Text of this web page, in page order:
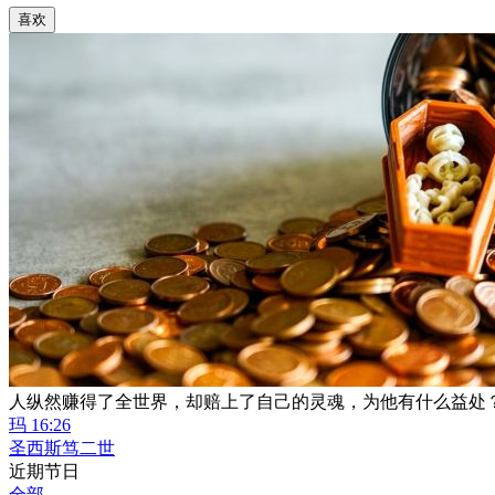
喜欢
人纵然赚得了全世界，却赔上了自己的灵魂，为他有什么益处
玛 16:26
圣西斯笃二世
近期节日